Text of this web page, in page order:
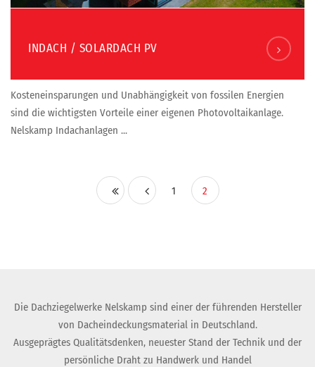
INDACH / SOLARDACH PV
Kosteneinsparungen und Unabhängigkeit von fossilen Energien
sind die wichtigsten Vorteile einer eigenen Photovoltaikanlage.
Nelskamp Indachanlagen ...
1 2
Die Dachziegelwerke Nelskamp sind einer der führenden Hersteller
von Dacheindeckungsmaterial in Deutschland.
Ausgeprägtes Qualitätsdenken, neuester Stand der Technik und der
persönliche Draht zu Handwerk und Handel